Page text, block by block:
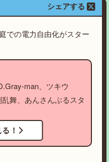
シェアする
での電力自由化がスター
man、ツキウ
舞、あんさんぶるスタ
！